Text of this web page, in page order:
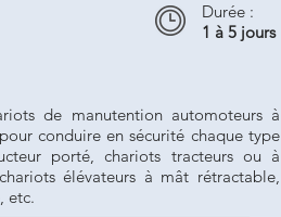
de manutention automoteurs à
conduire en sécurité chaque type
porté, chariots tracteurs ou à
élévateurs à mât rétractable,
etc.
Durée :
1 à 5 jours